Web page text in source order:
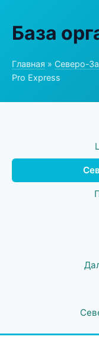
База
Главная » Северо-
Pro Express